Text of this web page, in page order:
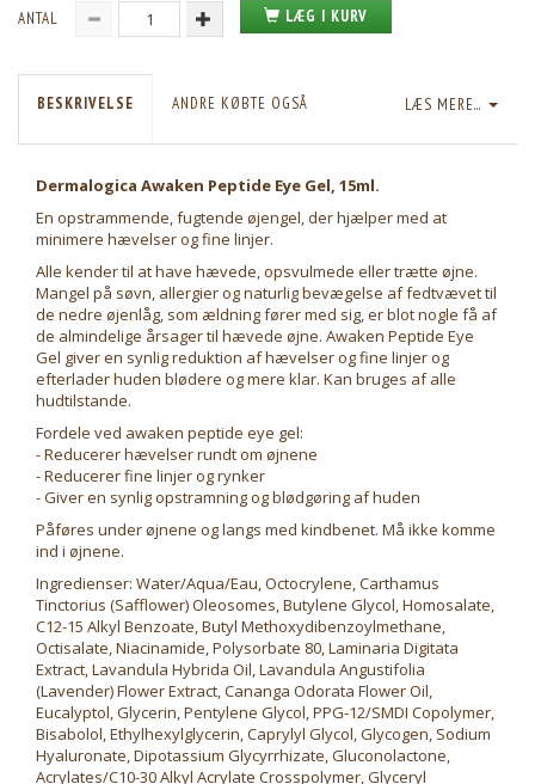
ANTAL LÆG I KURV
LÆS MERE...
BESKRIVELSE ANDRE KØBTE OGSÅ
Dermalogica Awaken Peptide Eye Gel, 15ml.
En opstrammende, fugtende øjengel, der hjælper med at
minimere hævelser og fine linjer.
Alle kender til at have hævede, opsvulmede eller trætte øjne.
Mangel på søvn, allergier og naturlig bevægelse af fedtvævet til
de nedre øjenlåg, som ældning fører med sig, er blot nogle få af
de almindelige årsager til hævede øjne. Awaken Peptide Eye
Gel giver en synlig reduktion af hævelser og fine linjer og
efterlader huden blødere og mere klar. Kan bruges af alle
hudtilstande.
Fordele ved awaken peptide eye gel:
- Reducerer hævelser rundt om øjnene
- Reducerer fine linjer og rynker
- Giver en synlig opstramning og blødgøring af huden
Påføres under øjnene og langs med kindbenet. Må ikke komme
ind i øjnene.
Ingredienser: Water/Aqua/Eau, Octocrylene, Carthamus
Tinctorius (Safflower) Oleosomes, Butylene Glycol, Homosalate,
C12-15 Alkyl Benzoate, Butyl Methoxydibenzoylmethane,
Octisalate, Niacinamide, Polysorbate 80, Laminaria Digitata
Extract, Lavandula Hybrida Oil, Lavandula Angustifolia
(Lavender) Flower Extract, Cananga Odorata Flower Oil,
Eucalyptol, Glycerin, Pentylene Glycol, PPG-12/SMDI Copolymer,
Bisabolol, Ethylhexylglycerin, Caprylyl Glycol, Glycogen, Sodium
Hyaluronate, Dipotassium Glycyrrhizate, Gluconolactone,
Acrylates/C10-30 Alkyl Acrylate Crosspolymer, Glyceryl